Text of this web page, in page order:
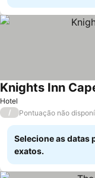
Hotel
Knights Inn
/ Pontuação não
Selecione as datas
exatos.